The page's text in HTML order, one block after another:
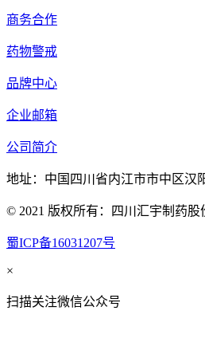
商务合作
药物警戒
品牌中心
企业邮箱
公司简介
地址：中国四川省内江市市中区汉
© 2021 版权所有：四川汇宇制药股
蜀ICP备16031207号
×
扫描关注微信公众号